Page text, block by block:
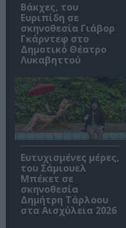
Βάκχες, του
Ευριπίδη σε
σκηνοθεσία Γιάβορ
Γκάρντεφ στο
Δημοτικό Θέατρο
Λυκαβηττού
Ευτυχισμένες μέρες,
του Σάμιουελ
Μπέκετ σε
σκηνοθεσία
Δημήτρη Τάρλοου
στα Αισχύλεια 2026